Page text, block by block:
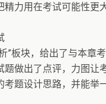
精力用在考试可能性更
”板块，给出了与本章
题做出了点评，力图让
考题设计思路，并能举